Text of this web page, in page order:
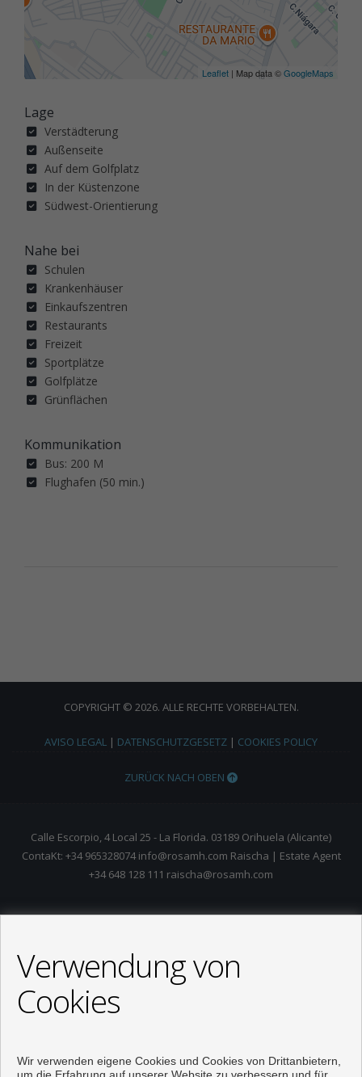
Leaflet | Map data ©GoogleMaps
Lage
Verstädterung
Außenseite
Auf dem Golfplatz
In der Küstenzone
Südwest-Orientierung
Nahe bei
Schulen
Krankenhäuser
Einkaufszentren
Restaurants
Freizeit
Sportplätze
Golfplätze
Grünflächen
Kommunikation
Bus: 200 M
Flughafen (50 min.)
COPYRIGHT © 2026. ALLE RECHTE VORBEHALTEN.
AVISO LEGAL | DATENSCHUTZGESETZ | COOKIES POLICY
ZURÜCK NACH OBEN
Calle Escorpio, 4 Local 25 - La Florida. 03189 Orihuela (Alicante)
ContaKt: +34 965328074 info@rosamh.com Raischa | Estate Agent
+34 648 128 111 raischa@rosamh.com
Verwendung von
Cookies
Wir verwenden eigene Cookies und Cookies von Drittanbietern,